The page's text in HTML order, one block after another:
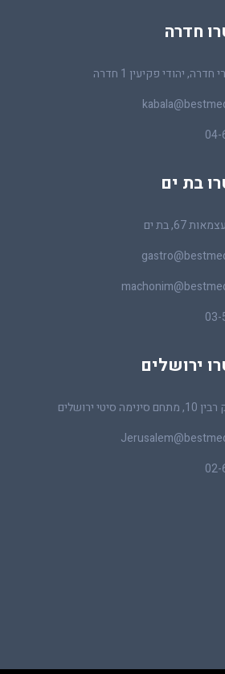
חדרה
יהודי פקיעין 1 חדרה
בת ים
67, בת ים
ירושלים
סיטי ירושלים